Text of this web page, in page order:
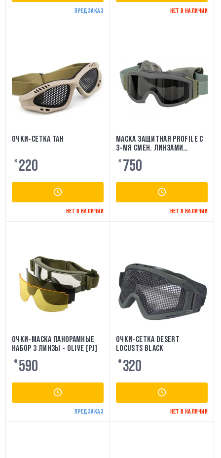
ПРЕДЗАКАЗ НЕТ В НАЛИЧИИ
ОЧКИ-СЕТКА ТАН
₴ 220
НЕТ В НАЛИЧИИ
МАСКА ЗАЩИТНАЯ PROFILE С
3-МЯ СМЕН. ЛИНЗАМИ
ФОЛИАЖ
₴ 750
НЕТ В НАЛИЧИИ
ОЧКИ-МАСКА ПАНОРАМНЫЕ
НАБОР 3 ЛИНЗЫ - OLIVE [PJ]
₴ 590
ПРЕДЗАКАЗ
ОЧКИ-СЕТКА DESERT
LOCUSTS BLACK
₴ 320
НЕТ В НАЛИЧИИ